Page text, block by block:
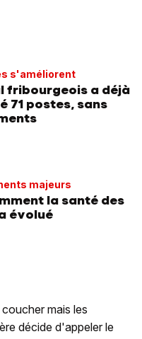
s'améliorent
fribourgeois a déjà
71 postes, sans
majeurs
la santé des
évolué
mais les
décide d'appeler le